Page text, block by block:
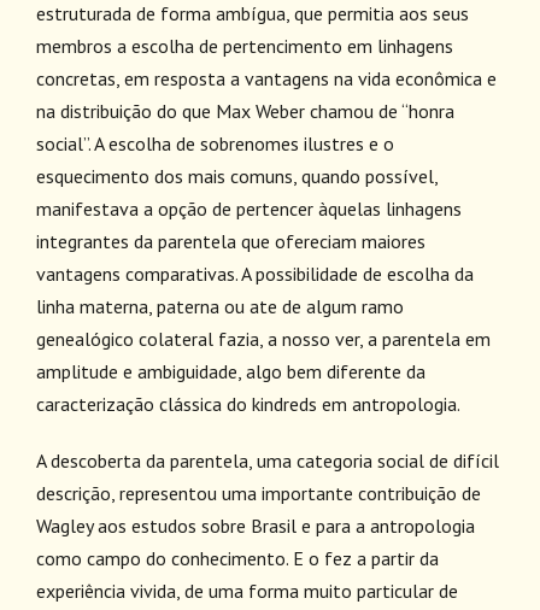
estruturada de forma ambígua, que permitia aos seus
membros a escolha de pertencimento em linhagens
concretas, em resposta a vantagens na vida econômica e
na distribuição do que Max Weber chamou de “honra
social”. A escolha de sobrenomes ilustres e o
esquecimento dos mais comuns, quando possível,
manifestava a opção de pertencer àquelas linhagens
integrantes da parentela que ofereciam maiores
vantagens comparativas. A possibilidade de escolha da
linha materna, paterna ou ate de algum ramo
genealógico colateral fazia, a nosso ver, a parentela em
amplitude e ambiguidade, algo bem diferente da
caracterização clássica do kindreds em antropologia.
A descoberta da parentela, uma categoria social de difícil
descrição, representou uma importante contribuição de
Wagley aos estudos sobre Brasil e para a antropologia
como campo do conhecimento. E o fez a partir da
experiência vivida, de uma forma muito particular de